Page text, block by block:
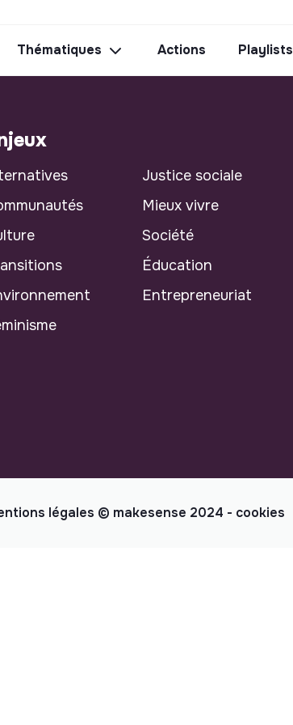
Thématiques Actions Playlists
Justice sociale
Mieux vivre
Société
Éducation
Entrepreneuriat
légales © makesense 2024 - cookies